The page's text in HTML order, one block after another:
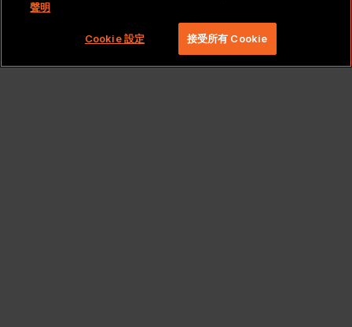
Copyright 2026 Lionbridge Technologies, LLC. 著作
權所有，並保留一切權利。
聲明
Cookie 設定 接受所有 Cookie